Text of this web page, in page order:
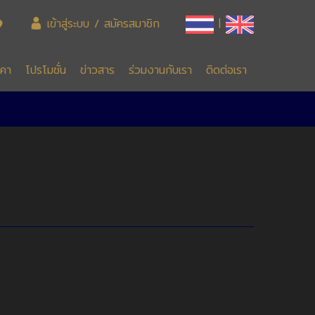
เข้าสู่ระบบ / สมัครสมาชิก |
า โปรโมชั่น ข่าวสาร ร่วมงานกับเรา ติดต่อเรา